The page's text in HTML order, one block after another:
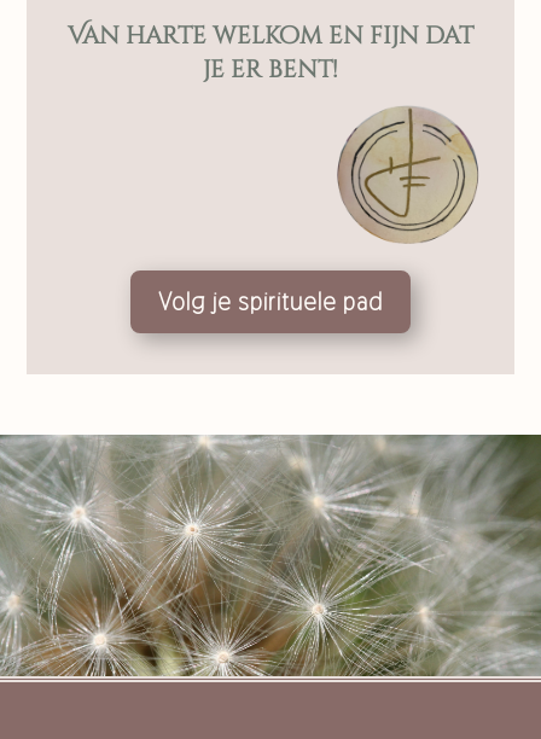
Van harte welkom en fijn dat
je er bent!
Volg je spirituele pad